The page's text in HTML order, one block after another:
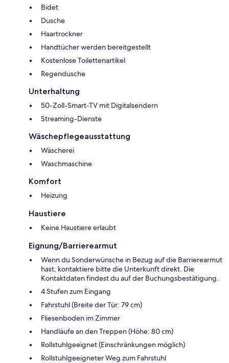
Bidet
Dusche
Haartrockner
Handtücher werden bereitgestellt
Kostenlose Toilettenartikel
Regendusche
Unterhaltung
50-Zoll-Smart-TV mit Digitalsendern
Streaming-Dienste
Wäschepflegeausstattung
Wäscherei
Waschmaschine
Komfort
Heizung
Haustiere
Keine Haustiere erlaubt
Eignung/Barrierearmut
Wenn du Sonderwünsche in Bezug auf die Barrierearmut
hast, kontaktiere bitte die Unterkunft direkt. Die
Kontaktdaten findest du auf der Buchungsbestätigung.
4 Stufen zum Eingang
Fahrstuhl (Breite der Tür: 79 cm)
Fliesenboden im Zimmer
Handläufe an den Treppen (Höhe: 80 cm)
Rollstuhlgeeignet (Einschränkungen möglich)
Rollstuhlgeeigneter Weg zum Fahrstuhl